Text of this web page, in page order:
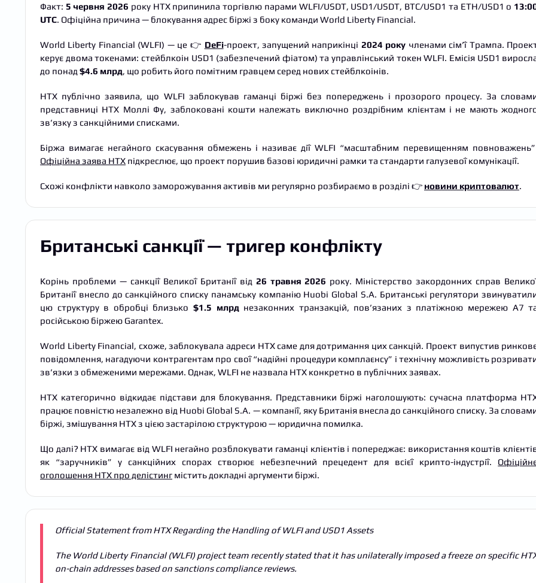
Факт: 5 червня 2026 року HTX припинила торгівлю парами WLFI/USDT, USD1/USDT, BTC/USD1 та ETH/USD1 о
UTC. Офіційна причина — блокування адрес біржі з боку команди World Liberty Financial.
World Liberty Financial (WLFI) — це 👉 DeFi-проект, запущений наприкінці 2024 року членами сім’ї Трампа.
керує двома токенами: стейблкоін USD1 (забезпечений фіатом) та управлінський токен WLFI. Емісія USD1
до понад $4.6 млрд, що робить його помітним гравцем серед нових стейблкоінів.
HTX публічно заявила, що WLFI заблокував гаманці біржі без попереджень і прозорого процесу. За
представниці HTX Моллі Фу, заблоковані кошти належать виключно роздрібним клієнтам і не мають
зв’язку з санкційними списками.
Біржа вимагає негайного скасування обмежень і називає дії WLFI “масштабним перевищенням
Офіційна заява HTX підкреслює, що проект порушив базові юридичні рамки та стандарти галузевої комунікації.
Схожі конфлікти навколо заморожування активів ми регулярно розбираємо в розділі 👉 новини криптовалют.
Британські санкції — тригер конфлікту
Корінь проблеми — санкції Великої Британії від 26 травня 2026 року. Міністерство закордонних справ
Британії внесло до санкційного списку панамську компанію Huobi Global S.A. Британські регулятори
цю структуру в обробці близько $1.5 млрднезаконних транзакцій, пов’язаних з платіжною мережею A7
російською біржею Garantex.
World Liberty Financial, схоже, заблокувала адреси HTX саме для дотримання цих санкцій. Проект випустив
повідомлення, нагадуючи контрагентам про свої “надійні процедури комплаєнсу” і технічну можливість
зв’язки з обмеженими мережами. Однак, WLFI не назвала HTX конкретно в публічних заявах.
HTX категорично відкидає підстави для блокування. Представники біржі наголошують: сучасна платформа
працює повністю незалежно від Huobi Global S.A. — компанії, яку Британія внесла до санкційного списку. За
біржі, змішування HTX з цією застарілою структурою — юридична помилка.
Що далі? HTX вимагає від WLFI негайно розблокувати гаманці клієнтів і попереджає: використання коштів
як “заручників” у санкційних спорах створює небезпечний прецедент для всієї крипто-індустрії.
оголошення HTX про делістинг містить докладні аргументи біржі.
Official Statement from HTX Regarding the Handling of WLFI and USD1 Assets
The World Liberty Financial (WLFI) project team recently stated that it has unilaterally imposed a freeze on specific
on-chain addresses based on sanctions compliance reviews.